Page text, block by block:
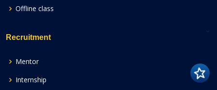
Offline class
Recruitment
Mentor
Internship